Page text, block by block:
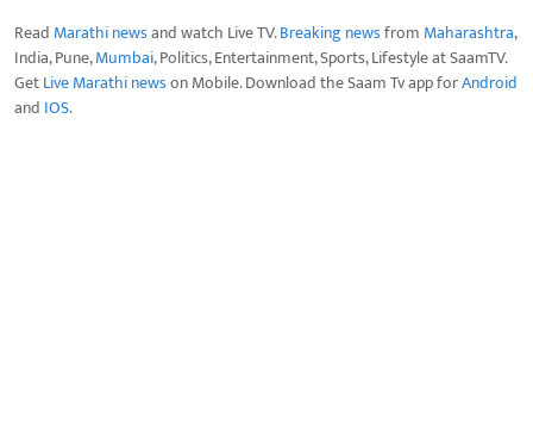
Read Marathi newsand watch Live TV.Breaking newsfrom Maharashtra,
India, Pune,Mumbai, Politics, Entertainment, Sports, Lifestyle at SaamTV.
GetLive Marathi newson Mobile. Download the Saam Tv app forAndroid
and IOS.